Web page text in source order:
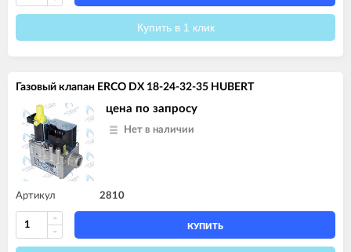
Купить в 1 клик
Газовый клапан ERCO DX 18-24-32-35 HUBERT
цена по запросу
Нет в наличии
Артикул 2810
КУПИТЬ